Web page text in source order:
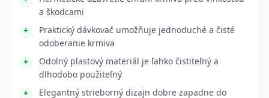
a škodcami
Praktický dávkovač umožňuje jednoduché a čisté
odoberanie krmiva
Odolný plastový materiál je ľahko čistiteľný a
dlhodobo použiteľný
Elegantný strieborný dizajn dobre zapadne do